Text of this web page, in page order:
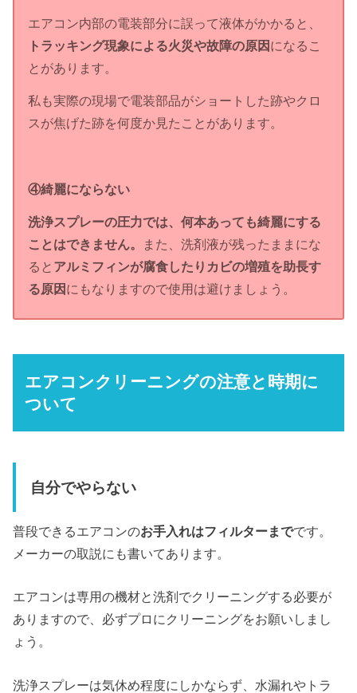
エアコン内部の電装部分に誤って液体がかかると、
トラッキング現象による火災や故障の原因 になるこ
とがあります。
私も実際の現場で電装部品がショートした跡やクロ
スが焦げた跡を何度か見たことがあります。
④綺麗にならない
洗浄スプレーの圧力では、何本あっても綺麗にする
ことはできません。
また、洗剤液が残ったままにな
ると アルミフィンが腐食したりカビの増殖を助長す
る原因 にもなりますので使用は避けましょう。
エアコンクリーニングの注意と時期に
ついて
自分でやらない
普段できるエアコンのお手入れはフィルターまでです。
メーカーの取説にも書いてあります。
エアコンは専用の機材と洗剤でクリーニングする必要が
ありますので、必ずプロにクリーニングをお願いしまし
ょう。
洗浄スプレーは気休め程度にしかならず、水漏れやトラ